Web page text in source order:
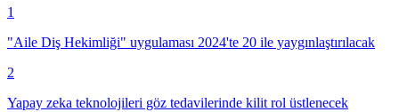
1
"Aile Diş Hekimliği" uygulaması 2024'te 20 ile yaygınlaştırılacak
2
Yapay zeka teknolojileri göz tedavilerinde kilit rol üstlenecek